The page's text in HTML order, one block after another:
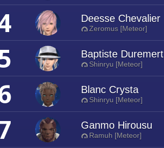
Deesse Chevalier
Zeromus [Meteor]
Baptiste Duremert
Shinryu [Meteor]
Blanc Crysta
Shinryu [Meteor]
Ganmo Hirousu
Ramuh [Meteor]